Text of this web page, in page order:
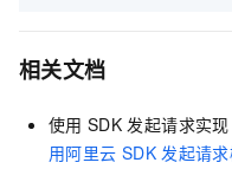
相关文档
使用 SDK 发起请求实现
用阿里云 SDK 发起请